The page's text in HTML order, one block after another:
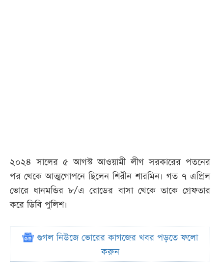
২০২৪ সালের ৫ আগস্ট আওয়ামী লীগ সরকারের পতনের
পর থেকে আত্মগোপনে ছিলেন শিরীন শারমিন। গত ৭ এপ্রিল
ভোরে ধানমন্ডির ৮/এ রোডের বাসা থেকে তাকে গ্রেফতার
করে ডিবি পুলিশ।
গুগল নিউজে ভোরের কাগজের খবর পড়তে ফলো
করুন